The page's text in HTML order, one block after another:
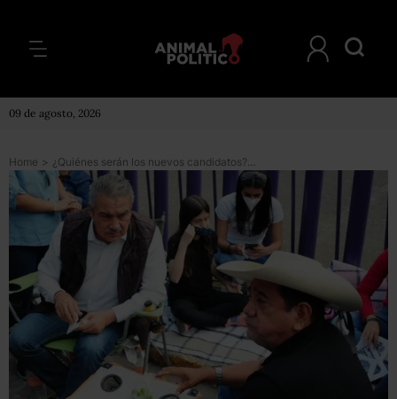
09 de agosto, 2026
Home > ¿Quiénes serán los nuevos candidatos? Morena va a contrarreloj para sustituir a Salgado y Morón